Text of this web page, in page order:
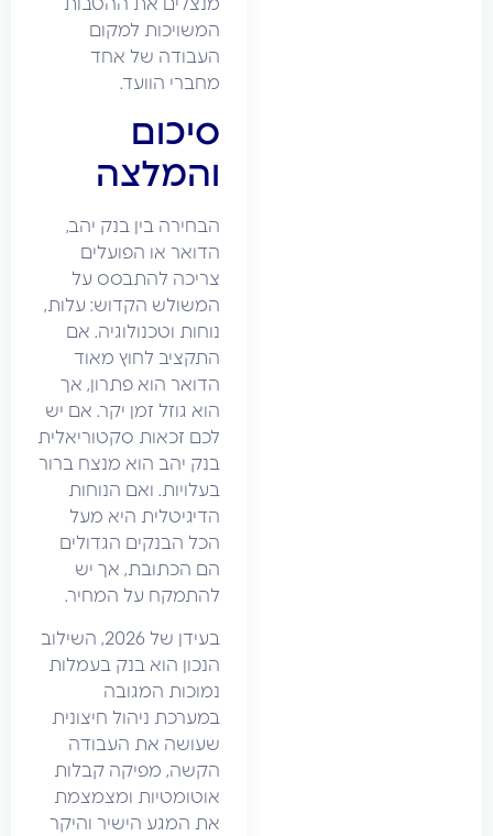
מנצלים את ההטבות
המשויכות למקום
העבודה של אחד
מחברי הוועד.
סיכום
והמלצה
הבחירה בין בנק יהב,
הדואר או הפועלים
צריכה להתבסס על
המשולש הקדוש: עלות,
נוחות וטכנולוגיה. אם
התקציב לחוץ מאוד
הדואר הוא פתרון, אך
הוא גוזל זמן יקר. אם יש
לכם זכאות סקטוריאלית
בנק יהב הוא מנצח ברור
בעלויות. ואם הנוחות
הדיגיטלית היא מעל
הכל הבנקים הגדולים
הם הכתובת, אך יש
להתמקח על המחיר.
בעידן של 2026, השילוב
הנכון הוא בנק בעמלות
נמוכות המגובה
במערכת ניהול חיצונית
שעושה את העבודה
הקשה, מפיקה קבלות
אוטומטיות ומצמצמת
את המגע הישיר והיקר